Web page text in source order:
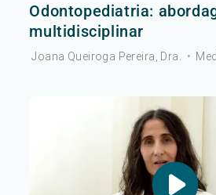
Odontopediatria:
multidisciplinar
Joana Queiroga Pereira, Dra. •